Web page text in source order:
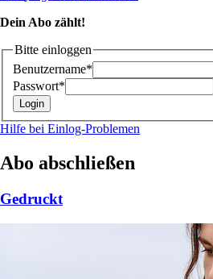
Dein Abo zählt!
Bitte einloggen
Benutzername*
Passwort*
Hilfe bei Einlog-Problemen
Abo abschließen
Gedruckt